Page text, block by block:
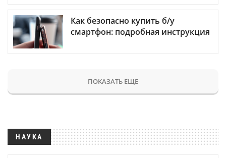
Как безопасно купить б/у
смартфон: подробная инструкция
ПОКАЗАТЬ ЕЩЕ
НАУКА